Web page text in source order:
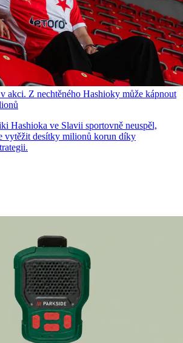
akci. Z nechtěného Hashioky může kápnout
Hashioka ve Slavii sportovně neuspěl,
vytěžit desítky milionů korun díky